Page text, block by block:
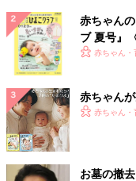
赤ちゃん
ブ 夏号』
く！ おっ
赤ちゃん・
赤ちゃん
赤ちゃん・
お墓の撤